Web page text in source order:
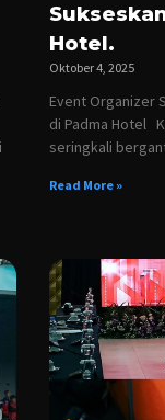
Hotel.
Oktober 4, 2025
Event Organizer
di Padma Hotel
seringkali
Read More »